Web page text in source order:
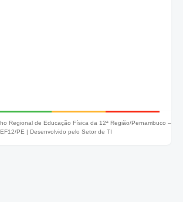
Regional de Educação Física da 12ª Região/Pernambuco –
PE |
Desenvolvido pelo Setor de TI